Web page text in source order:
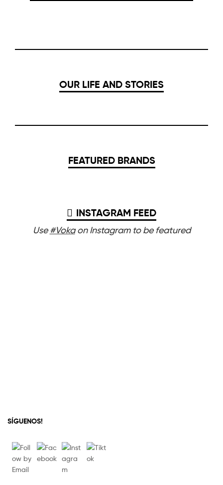
OUR LIFE AND STORIES
FEATURED BRANDS
INSTAGRAM FEED
Use#Vokaon Instagram to be featured
SÍGUENOS!